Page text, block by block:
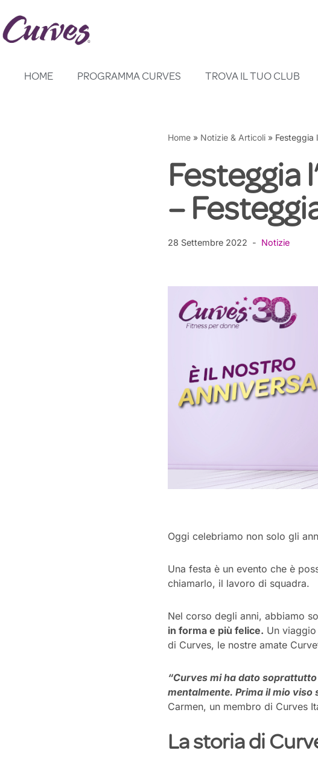
Vai
HOME PROGRAMMA CURVES TROVA IL TUO CLUB
Home» Notizie & Articoli» Festeggia
Festeggia
–
28 Settembre 2022 Notizie
Oggi celebriamo non solo gli
Una festa è un evento che è
chiamarlo, il lavoro di squadra.
Nel corso degli anni, abbiamo
in forma e più felice. Un
di Curves, le nostre amate
“Curvesmi ha dato soprattutto
mentalmente. Prima il mio viso
Carmen, un membro di Curves
La storiadi